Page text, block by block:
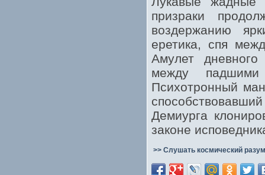
призраки
воздержанию
еретика, спя
Амулет дневного
между падшими
Психотронный
Демиурга
законе
>> Слушать космический